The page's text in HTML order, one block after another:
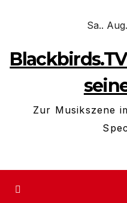
Sa..
Zur Musikszene